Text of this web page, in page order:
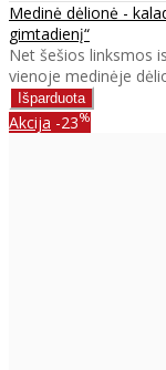
Medinė dėlionė -
gimtadienį“
Net šešios linksmos
vienoje medinėje
Akcija -23%